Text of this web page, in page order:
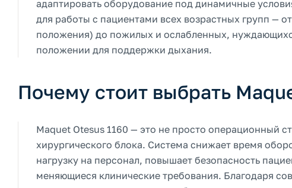
адаптировать оборудование под динамичные
для работы с пациентами всех возрастных групп —
положения) до пожилых и ослабленных,
положении для поддержки дыхания.
Почему стоит выбрать
Maquet Otesus 1160 — это не просто операционный
хирургического блока. Система снижает время
нагрузку на персонал, повышает безопасность
меняющиеся клинические требования. Благодаря